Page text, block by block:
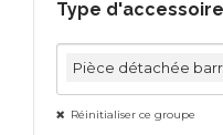
Type
Pièce détachée
Réinitialiser ce groupe